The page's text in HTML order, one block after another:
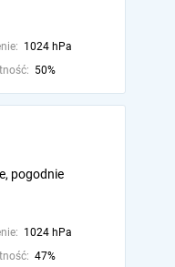
1024 hPa
50%
pogodnie
1024 hPa
47%